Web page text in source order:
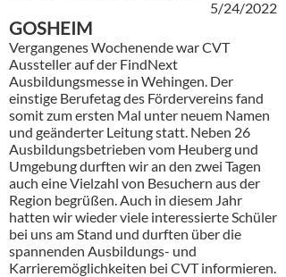
5/24/2022
GOSHEIM
Vergangenes Wochenende war CVT
Aussteller auf der FindNext
Ausbildungsmesse in Wehingen. Der
einstige Berufetag des Fördervereins fand
somit zum ersten Mal unter neuem Namen
und geänderter Leitung statt. Neben 26
Ausbildungsbetrieben vom Heuberg und
Umgebung durften wir an den zwei Tagen
auch eine Vielzahl von Besuchern aus der
Region begrüßen. Auch in diesem Jahr
hatten wir wieder viele interessierte Schüler
bei uns am Stand und durften über die
spannenden Ausbildungs- und
Karrieremöglichkeiten bei CVT informieren.